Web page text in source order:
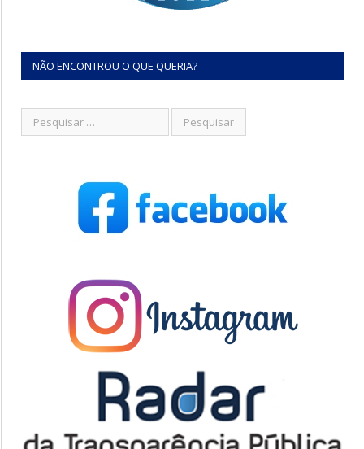
NÃO ENCONTROU O QUE QUERIA?